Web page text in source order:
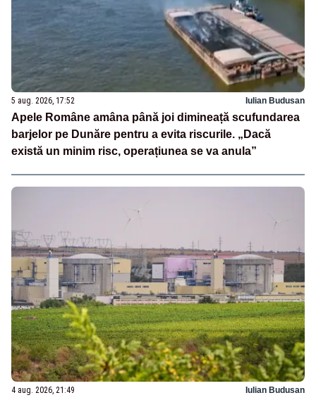
5 aug. 2026, 17:52 Iulian Budusan
Apele Române amâna până joi dimineață scufundarea
barjelor pe Dunăre pentru a evita riscurile. „Dacă
există un minim risc, operațiunea se va anula”
4 aug. 2026, 21:49 Iulian Budusan